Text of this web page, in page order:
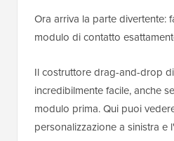
Ora arriva la parte divertente:
modulo di contatto
Il costruttore drag-and-drop
incredibilmente facile, anche
modulo prima. Qui puoi
personalizzazione a sinistra